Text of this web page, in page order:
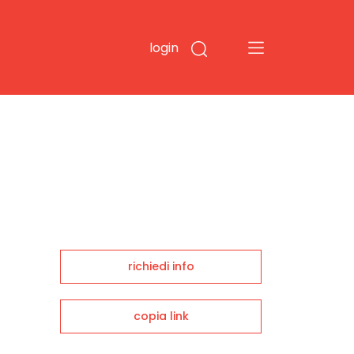
login
richiedi info
copia link